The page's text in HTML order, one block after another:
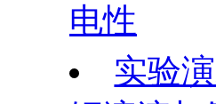
电性
实验